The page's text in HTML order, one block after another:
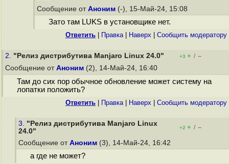
Сообщение от Аноним (-), 15-Май-24, 15:08
Зато там LUKS в установщике нет.
Ответить Правка| Наверх Cообщить модератору
2. "Релиз дистрибутива Manjaro Linux 24.0" +3 + / –
Сообщение от Аноним (2), 14-Май-24, 16:40
Там до сих пор обычное обновление может систему на
лопатки положить?
Ответить Правка| Наверх Cообщить модератору
3. "Релиз дистрибутива Manjaro Linux
24.0"
+2 + / –
Сообщение от Аноним (3), 14-Май-24, 16:42
а где не может?